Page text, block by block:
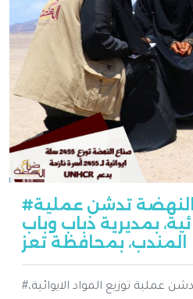
#منظمة_صناع_النهضة تدشن عملية
بمديرية ذباب وباب
المندب، بمحافظة تعز
#منظمة_صناع_النهضة تدشن عملية توزيع المواد الايوائية،